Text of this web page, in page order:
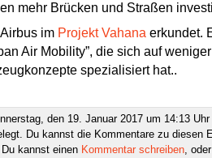
mehr Brücken und Straßen
im Projekt Vahana erkundet.
Air Mobility”, die sich auf weniger
spezialisiert hat..
den 19. Januar 2017 um 14:13
Du kannst die Kommentare zu diesen
kannst einen Kommentar schreiben,